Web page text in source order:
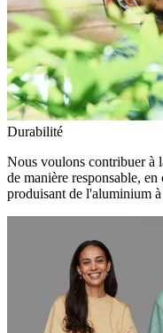
Durabilité
Nous voulons contribuer à
de manière responsable,
produisant de l'aluminium